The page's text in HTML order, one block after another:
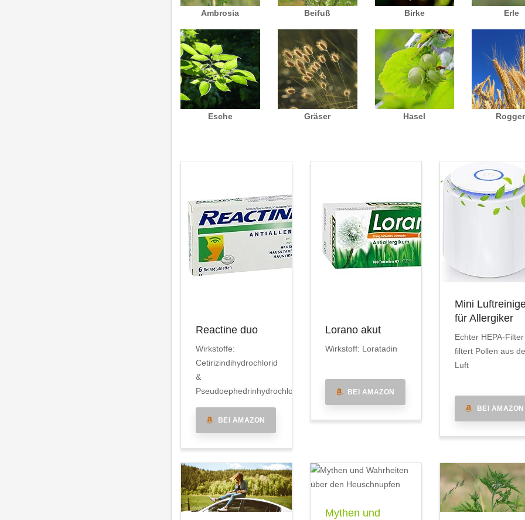
Ambrosia Beifuß Birke Erle
Esche Gräser Hasel
Reactine duo
Wirkstoffe:
Cetirizindihydrochlorid
&
Pseudoephedrinhydrochlorid
BEI AMAZON
Lorano akut
Wirkstoff: Loratadin
BEI AMAZON
Mini
für Allergiker
Echter HEPA-Filter
filtert Pollen aus
Luft
BEI AMAZON
Mythen und